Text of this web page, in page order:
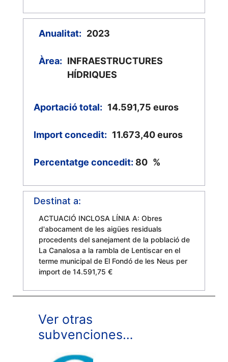
Anualitat: 2023
Àrea: INFRAESTRUCTURES
HÍDRIQUES
Aportació total: 14.591,75 euros
Import concedit: 11.673,40 euros
Percentatge concedit: 80 %
Destinat a:
ACTUACIÓ INCLOSA LÍNIA A: Obres
d'abocament de les aigües residuals
procedents del sanejament de la població de
La Canalosa a la rambla de Lentiscar en el
terme municipal de El Fondó de les Neus per
import de 14.591,75 €
Ver otras
subvenciones…